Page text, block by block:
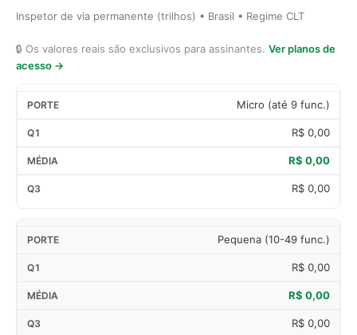
Inspetor de via permanente (trilhos) • Brasil • Regime CLT
🔒 Os valores reais são exclusivos para assinantes. Ver planos de
acesso →
Micro (até 9 func.)
R$ 0,00
R$ 0,00
R$ 0,00
Pequena (10-49 func.)
R$ 0,00
R$ 0,00
R$ 0,00